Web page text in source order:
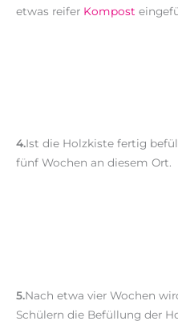
etwas reifer Kompost
4.Ist die Holzkiste fertig
fünf Wochen an diesem Ort.
5.Nach etwa vier Wochen
Schülern die Befüllung der